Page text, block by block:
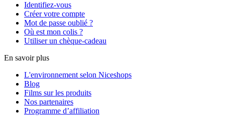
Identifiez-vous
Créer votre compte
Mot de passe oublié ?
Où est mon colis ?
Utiliser un chèque-cadeau
En savoir plus
L'environnement selon Niceshops
Blog
Films sur les produits
Nos partenaires
Programme d’affiliation